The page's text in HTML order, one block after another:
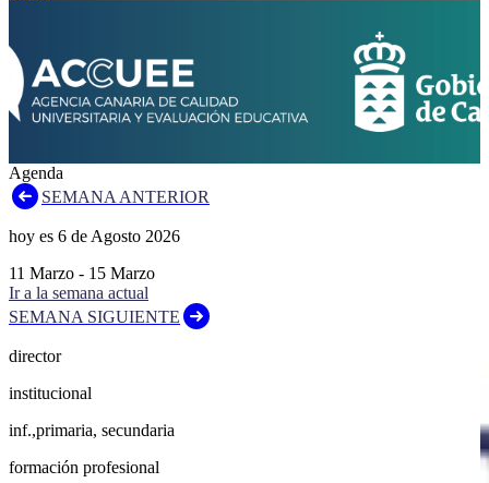
Agenda
SEMANA ANTERIOR
hoy es 6 de Agosto 2026
11 Marzo - 15 Marzo
Ir a la semana actual
SEMANA SIGUIENTE
director
institucional
inf.,primaria, secundaria
formación profesional